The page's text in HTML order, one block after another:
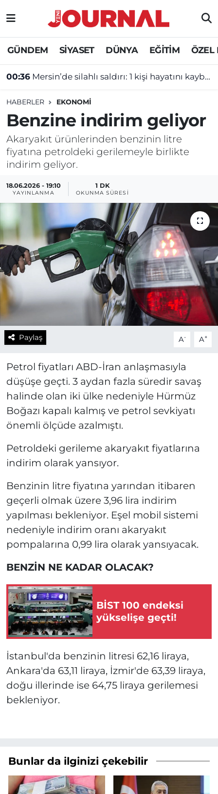
GÜNDEM SİYASET DÜNYA EĞİTİM ÖZEL
00:36 Mersin’de silahlı saldırı: 1 kişi hayatını kaybetti
HABERLER EKONOMİ
Benzine indirim geliyor
Akaryakıt ürünlerinden benzinin litre
fiyatına petroldeki gerilemeyle birlikte
indirim geliyor.
18.06.2026 - 19:10
YAYINLANMA
1 DK
OKUNMA SÜRESI
Paylaş A- A+
Petrol fiyatları ABD-İran anlaşmasıyla
düşüşe geçti. 3 aydan fazla süredir savaş
halinde olan iki ülke nedeniyle Hürmüz
Boğazı kapalı kalmış ve petrol sevkiyatı
önemli ölçüde azalmıştı.
Petroldeki gerileme akaryakıt fiyatlarına
indirim olarak yansıyor.
Benzinin litre fiyatına yarından itibaren
geçerli olmak üzere 3,96 lira indirim
yapılması bekleniyor. Eşel mobil sistemi
nedeniyle indirim oranı akaryakıt
pompalarına 0,99 lira olarak yansıyacak.
BENZİN NE KADAR OLACAK?
BİST 100 endeksi
yükselişe geçti!
İstanbul'da benzinin litresi 62,16 liraya,
Ankara'da 63,11 liraya, İzmir'de 63,39 liraya,
doğu illerinde ise 64,75 liraya gerilemesi
bekleniyor.
Bunlar da ilginizi çekebilir
GÜNDEM
SİYASET
DÜNYA
EĞİTİM
ÖZEL HABER
Nöbetçi Eczaneler
Hava Durumu
Süper Lig Puan Durumu ve Fikstür
Tüm Manşetler
Son Dakika Haberleri
Haber Arşivi